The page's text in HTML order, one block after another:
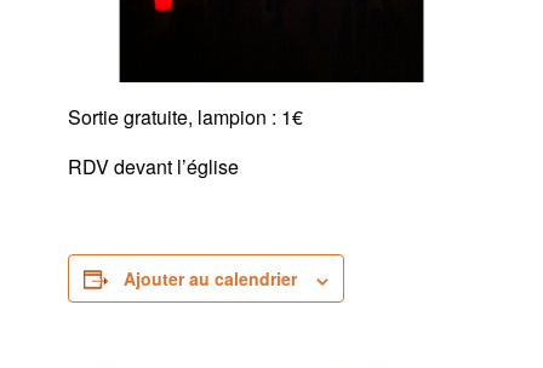
Sortie gratuite, lampion : 1€
RDV devant l’église
Ajouter au calendrier